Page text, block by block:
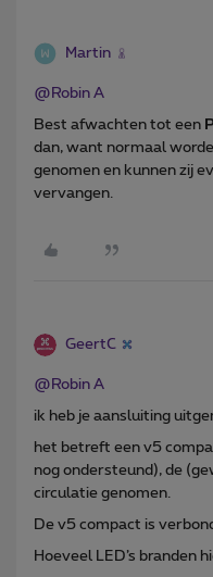
Martin
@Robin A
Best afwachten tot een
dan, want normaal
genomen en kunnen zij
vervangen.
GeertC
@Robin A
ik heb je aansluiting
het betreft een v5
nog ondersteund), de
circulatie genomen.
De v5 compact is
Hoeveel LED’s branden